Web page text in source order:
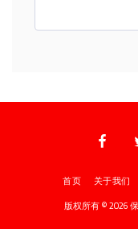
首页 关于我们
版权所有 © 2026